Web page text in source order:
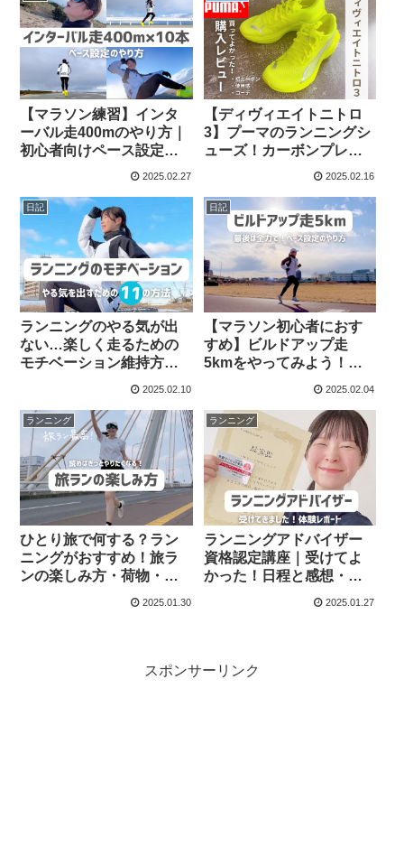
【マラソン練習】インタ
ーバル走400mのやり方｜
初心者向けペース設定と
2025.02.27
【ディヴィエイトニトロ
3】プーマのランニングシ
ューズ！カーボンプレー
ト初心者による購入レビ
2025.02.16
日記
ランニングのやる気が出
ない…楽しく走るための
モチベーション維持方法
2025.02.10
日記
【マラソン初心者におす
すめ】ビルドアップ走
5kmをやってみよう！ペ
2025.02.04
ランニング
ひとり旅で何する？ラン
ニングがおすすめ！旅ラ
ンの楽しみ方・荷物・東
2025.01.30
ランニング
ランニングアドバイザー
資格認定講座｜受けてよ
かった！日程と感想・資
2025.01.27
スポンサーリンク